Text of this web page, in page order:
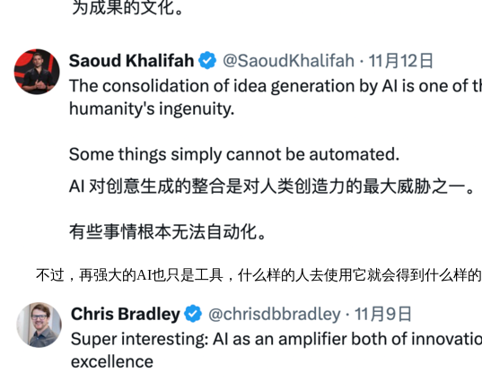
不过，再强大的AI也只是工具，什么样的人去使用它就会得到什么样的